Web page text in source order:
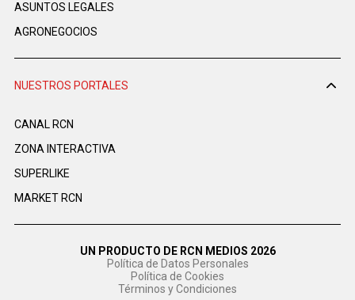
ASUNTOS LEGALES
AGRONEGOCIOS
NUESTROS PORTALES
CANAL RCN
ZONA INTERACTIVA
SUPERLIKE
MARKET RCN
UN PRODUCTO DE RCN MEDIOS 2026
Política de Datos Personales
Política de Cookies
Términos y Condiciones